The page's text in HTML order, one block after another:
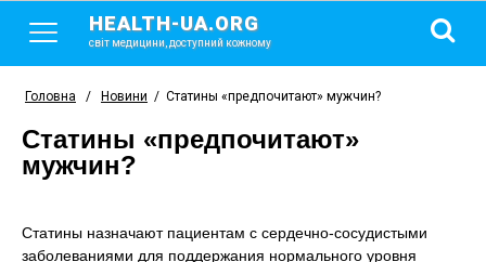
HEALTH-UA.ORG
світ медицини, доступний кожному
Головна / Новини / Статины «предпочитают» мужчин?
Статины «предпочитают»
мужчин?
Статины назначают пациентам с сердечно-сосудистыми
заболеваниями для поддержания нормального уровня